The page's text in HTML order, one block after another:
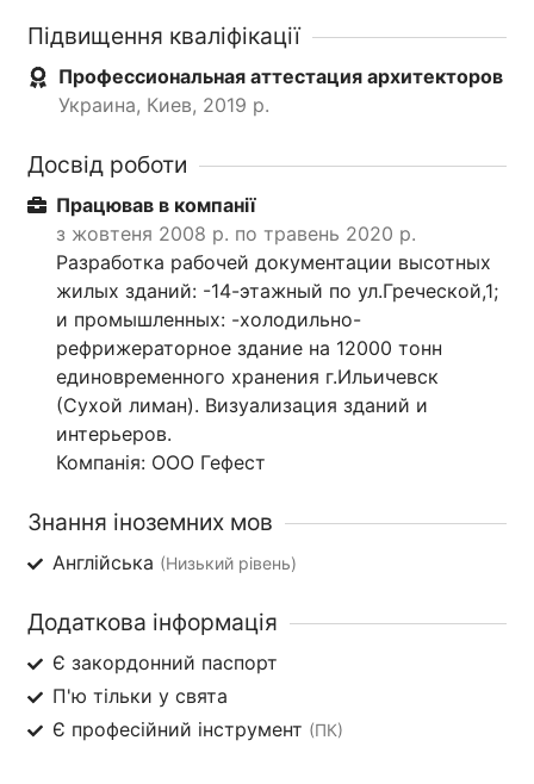
Підвищення кваліфікації
Профессиональная аттестация архитекторов
Украина, Киев, 2019 р.
Досвід роботи
Працював в компанії
з жовтеня 2008 р. по травень 2020 р.
Разработка рабочей документации высотных
жилых зданий: -14-этажный по ул.Греческой,1;
и промышленных: -холодильно-
рефрижераторное здание на 12000 тонн
единовременного хранения г.Ильичевск
(Сухой лиман). Визуализация зданий и
интерьеров.
Компанія: ООО Гефест
Знання іноземних мов
Англійська (Низький рівень)
Додаткова інформація
Є закордонний паспорт
П'ю тільки у свята
Є професійний інструмент (ПК)